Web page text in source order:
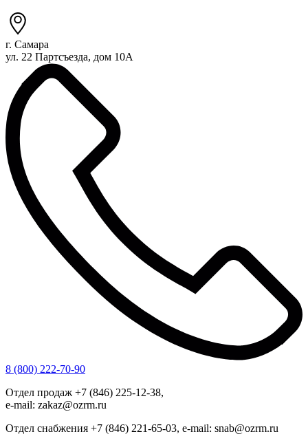
г. Самара
ул. 22 Партсъезда, дом 10А
8 (800) 222-70-90
Отдел продаж +7 (846) 225-12-38,
e-mail: zakaz@ozrm.ru
Отдел снабжения +7 (846) 221-65-03, e-mail: snab@ozrm.ru